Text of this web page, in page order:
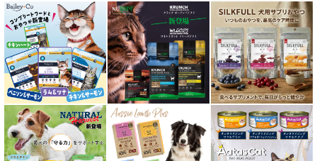
食欲サポート対応キャットフード
肝臓ケア対応キャットフード
免疫サポート 猫用
低脂肪 ドライフード for CAT